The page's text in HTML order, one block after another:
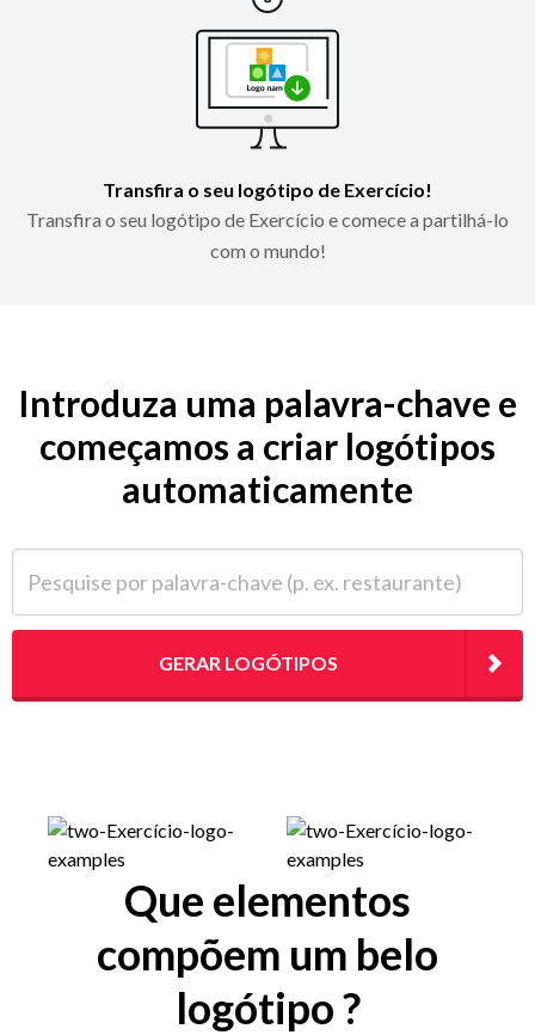
Transfira o seu logótipo de Exercício!
Transfira o seu logótipo de Exercício e comece a partilhá-lo
com o mundo!
Introduza uma palavra-chave e
começamos a criar logótipos
automaticamente
GERAR LOGÓTIPOS
Que elementos
compõem um belo
logótipo ?